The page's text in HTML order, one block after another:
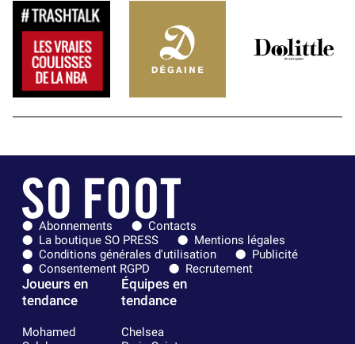
Abonnements
Contacts
La boutique SO PRESS
Mentions légales
Conditions générales d'utilisation
Publicité
Consentement RGPD
Recrutement
Joueurs en
tendance
Mohamed
Équipes en
tendance
Chelsea